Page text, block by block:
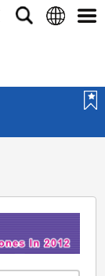
搜
语
选